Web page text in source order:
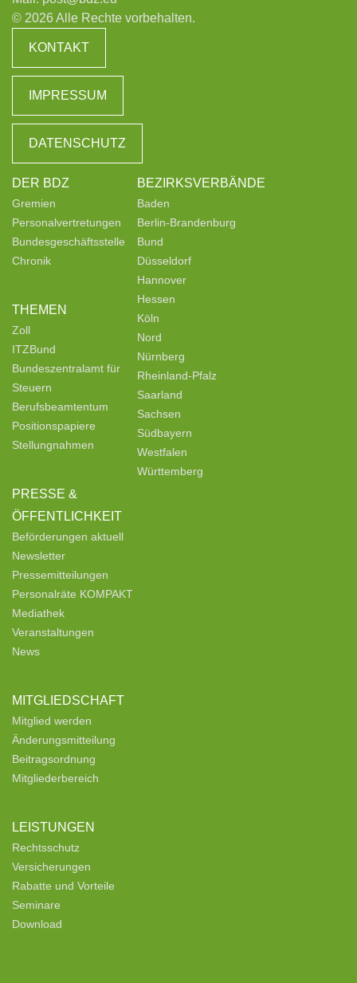
© 2026 Alle Rechte vorbehalten.
KONTAKT
IMPRESSUM
DATENSCHUTZ
DER BDZ
Gremien
Personalvertretungen
Bundesgeschäftsstelle
Chronik
THEMEN
Zoll
ITZBund
Bundeszentralamt für
Steuern
Berufsbeamtentum
Positionspapiere
Stellungnahmen
PRESSE &
ÖFFENTLICHKEIT
Beförderungen aktuell
Newsletter
Pressemitteilungen
Personalräte KOMPAKT
Mediathek
Veranstaltungen
News
MITGLIEDSCHAFT
Mitglied werden
Änderungsmitteilung
Beitragsordnung
Mitgliederbereich
LEISTUNGEN
Rechtsschutz
Versicherungen
Rabatte und Vorteile
Seminare
Download
BEZIRKSVERBÄNDE
Baden
Berlin-Brandenburg
Bund
Düsseldorf
Hannover
Hessen
Köln
Nord
Nürnberg
Rheinland-Pfalz
Saarland
Sachsen
Südbayern
Westfalen
Württemberg